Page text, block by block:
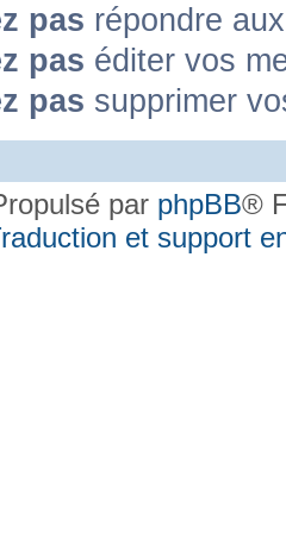
pas répondre
pas éditer vos
pas supprimer
par phpBB®
et support